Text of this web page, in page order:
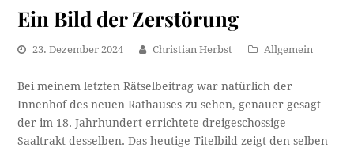
Ein Bild der Zerstörung
23. Dezember 2024 Christian Herbst Allgemein
Bei meinem letzten Rätselbeitrag war natürlich der
Innenhof des neuen Rathauses zu sehen, genauer gesagt
der im 18. Jahrhundert errichtete dreigeschossige
Saaltrakt desselben. Das heutige Titelbild zeigt den selben